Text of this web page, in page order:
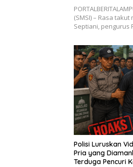
(SMSI) – Rasa
Septiani,
Polisi Luruskan
Pria yang
Terduga Pencuri